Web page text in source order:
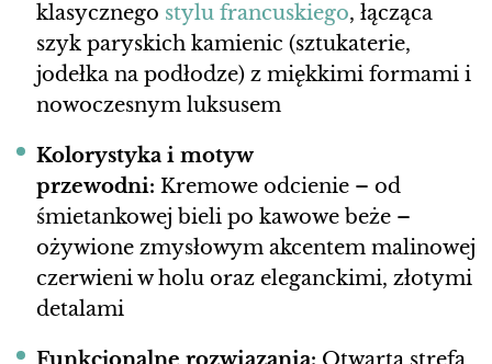
klasycznego stylu francuskiego, łącząca
szyk paryskich kamienic (sztukaterie,
jodełka na podłodze) z miękkimi formami i
nowoczesnym luksusem
Kolorystyka i motyw
przewodni: Kremowe odcienie – od
śmietankowej bieli po kawowe beże –
ożywione zmysłowym akcentem malinowej
czerwieni w holu oraz eleganckimi, złotymi
detalami